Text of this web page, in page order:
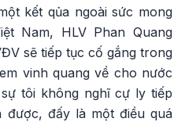
kết qủa ngoài sức mong
Nam, HLV Phan Quang
sẽ tiếp tục cố gắng trong
vinh quang về cho nước
tôi không nghĩ cự ly tiếp
đấy là một điều quá